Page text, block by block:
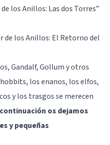
los Anillos: Las dos Torres”
de los Anillos: El Retorno del
Gandalf, Gollum y otros
los enanos, los elfos,
y los trasgos se merecen
os dejamos
y pequeñas